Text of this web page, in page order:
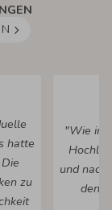
hatte
zu
"Wie
und nach
den